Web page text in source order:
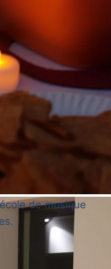
de musique